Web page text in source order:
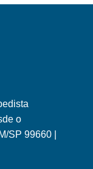
o
SP 99660 |